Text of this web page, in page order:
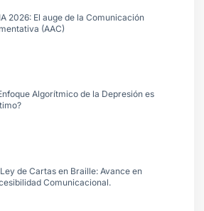
2026: El auge de la Comunicación
(AAC)
Algorítmico de la Depresión es
de Cartas en Braille: Avance en
Comunicacional.